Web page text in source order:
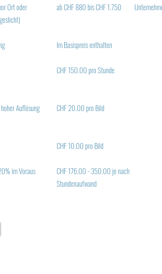
Ort oder
Auflösung
im Voraus
ab CHF 880 bis CHF 1.750
Im Basispreis enthalten
CHF 150.00 pro Stunde
CHF 20.00 pro Bild
CHF 10.00 pro Bild
CHF 176.00 - 350.00 je nach
Stundenaufwand